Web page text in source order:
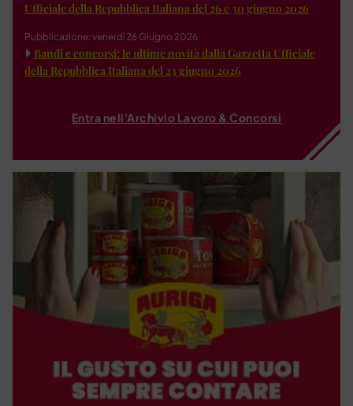
Ufficiale della Repubblica Italiana del 26 e 30 giugno 2026
Pubblicazione: venerdì 26 Giugno 2026
Bandi e concorsi: le ultime novità dalla Gazzetta Ufficiale
della Repubblica Italiana del 23 giugno 2026
Entra nell'Archivio Lavoro & Concorsi